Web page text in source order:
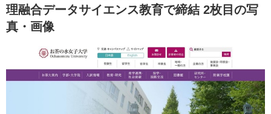
理融合データサイエンス教育で締結 2枚目の写
真・画像